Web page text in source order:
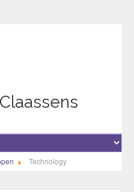
Technology